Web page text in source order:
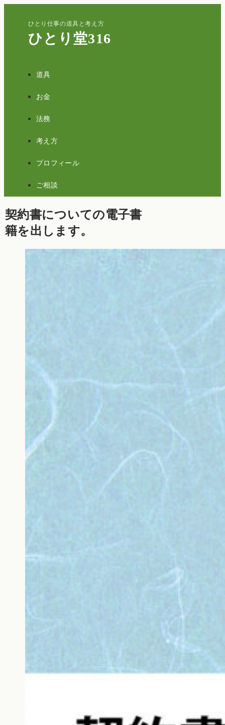
ひとり仕事の道具と考え方
ひとり堂316
道具
お金
法務
考え方
プロフィール
ご相談
契約書についての電子書
籍を出します。